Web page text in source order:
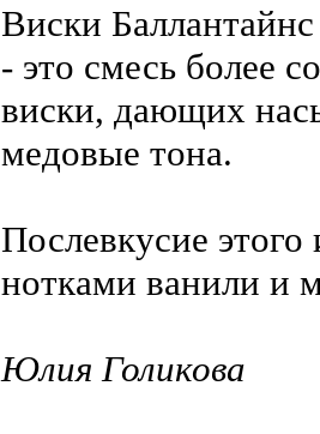
Виски
- это смесь более
виски, дающих
медовые тона.
Послевкусие
нотками ванили и
Юлия Голикова